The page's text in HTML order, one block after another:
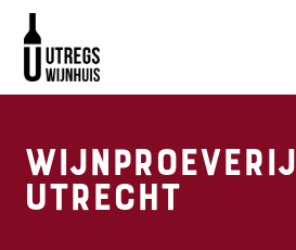
Wijnproeverij
Utrecht